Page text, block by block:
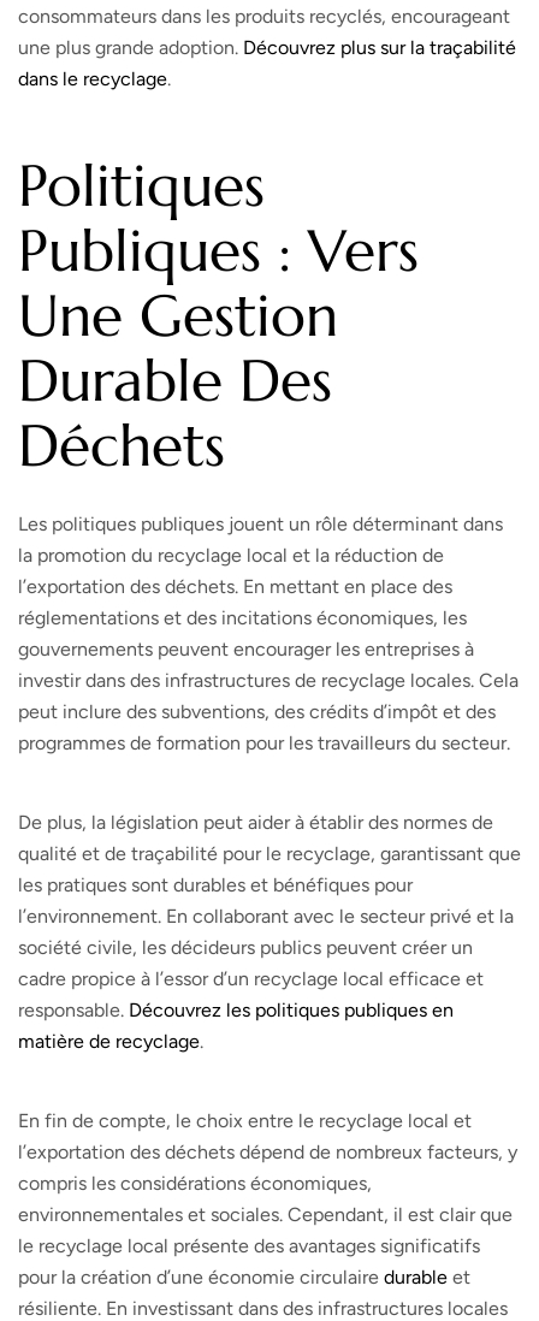
consommateurs dans les produits recyclés, encourageant
une plus grande adoption. Découvrez plus sur la traçabilité
dans le recyclage.
Politiques
Publiques : Vers
Une Gestion
Durable Des
Déchets
Les politiques publiques jouent un rôle déterminant dans
la promotion du recyclage local et la réduction de
l’exportation des déchets. En mettant en place des
réglementations et des incitations économiques, les
gouvernements peuvent encourager les entreprises à
investir dans des infrastructures de recyclage locales. Cela
peut inclure des subventions, des crédits d’impôt et des
programmes de formation pour les travailleurs du secteur.
De plus, la législation peut aider à établir des normes de
qualité et de traçabilité pour le recyclage, garantissant que
les pratiques sont durables et bénéfiques pour
l’environnement. En collaborant avec le secteur privé et la
société civile, les décideurs publics peuvent créer un
cadre propice à l’essor d’un recyclage local efficace et
responsable. Découvrez les politiques publiques en
matière de recyclage.
En fin de compte, le choix entre le recyclage local et
l’exportation des déchets dépend de nombreux facteurs, y
compris les considérations économiques,
environnementales et sociales. Cependant, il est clair que
le recyclage local présente des avantages significatifs
pour la création d’une économie circulaire durable et
résiliente. En investissant dans des infrastructures locales